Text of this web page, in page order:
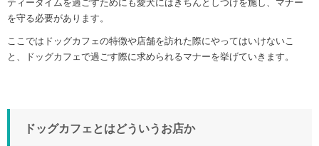
ティータイムを過ごすためにも愛犬にはきちんとしつけを施し、マナー
を守る必要があります。
ここではドッグカフェの特徴や店舗を訪れた際にやってはいけないこ
と、ドッグカフェで過ごす際に求められるマナーを挙げていきます。
ドッグカフェとはどういうお店か